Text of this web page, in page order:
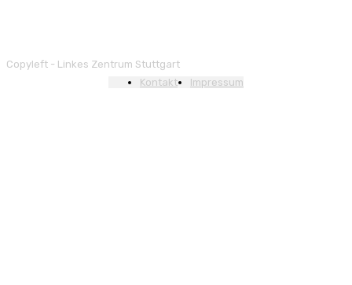
Copyleft - Linkes Zentrum Stuttgart
Kontakt
Impressum